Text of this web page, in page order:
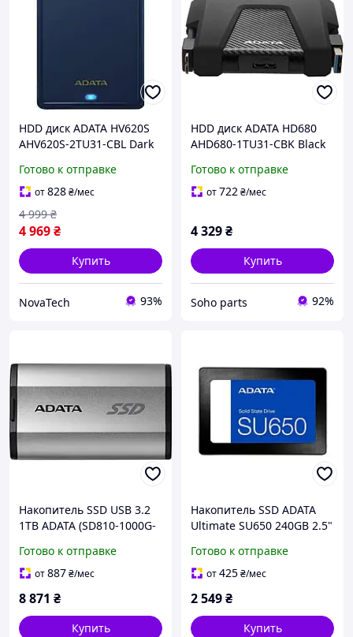
HDD диск ADATA HV620S
AHV620S-2TU31-CBL Dark
Готово к отправке
от828₴/мес
4 969₴
4 999 ₴
Купить
NovaTech 93%
HDD диск ADATA HD680
AHD680-1TU31-CBK Black
Готово к отправке
от722₴/мес
4 329₴
Купить
Soho parts 92%
Накопитель SSD USB 3.2
1TB ADATA (SD810-1000G-
Готово к отправке
от887₴/мес
8 871 ₴
Купить
Накопитель SSD ADATA
Ultimate SU650 240GB 2.5"
(ASU650SS-240GT-R)
Готово к отправке
от425₴/мес
2 549₴
Купить